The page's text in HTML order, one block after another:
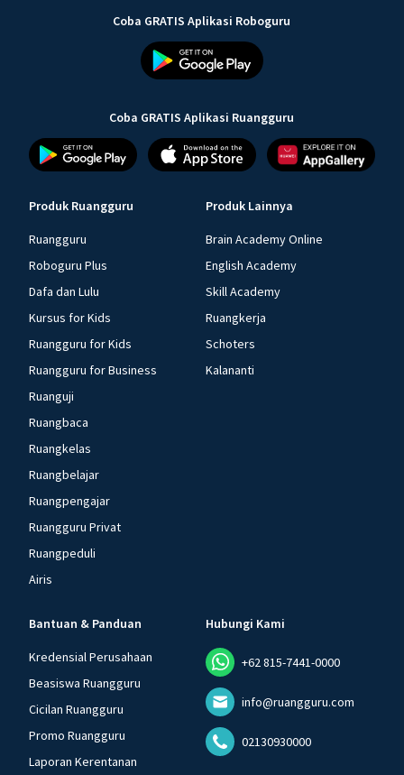
Coba GRATIS Aplikasi Roboguru
Coba GRATIS Aplikasi Ruangguru
Produk Ruangguru
Ruangguru
Roboguru Plus
Dafa dan Lulu
Kursus for Kids
Ruangguru for Kids
Ruangguru for Business
Ruanguji
Ruangbaca
Ruangkelas
Ruangbelajar
Ruangpengajar
Ruangguru Privat
Ruangpeduli
Airis
Produk Lainnya
Brain Academy Online
English Academy
Skill Academy
Ruangkerja
Schoters
Kalananti
Bantuan & Panduan
Kredensial Perusahaan
Beasiswa Ruangguru
Cicilan Ruangguru
Promo Ruangguru
Laporan Kerentanan
Hubungi Kami
+62 815-7441-0000
info@ruangguru.com
02130930000